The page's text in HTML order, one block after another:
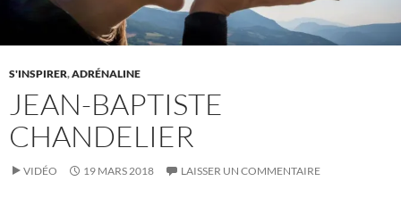
S'INSPIRER,ADRÉNALINE
JEAN-BAPTISTE
CHANDELIER
VIDÉO 19 MARS 2018 LAISSER UN COMMENTAIRE